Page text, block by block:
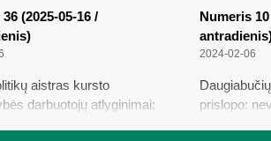
(2025-05-16 /
aistras kursto
darbuotojų atlyginimai;
Numeris
2024-02-06
prislopo: